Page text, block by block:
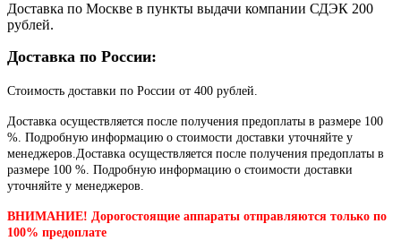
Доставка по Москве в пункты выдачи компании СДЭК 200
рублей.
Доставка по России:
Стоимость доставки по России от 400 рублей.
Доставка осуществляется после получения предоплаты в размере 100
%. Подробную информацию о стоимости доставки уточняйте у
менеджеров.Доставка осуществляется после получения предоплаты в
размере 100 %. Подробную информацию о стоимости доставки
уточняйте у менеджеров.
ВНИМАНИЕ! Дорогостоящие аппараты отправляются только по
100% предоплате